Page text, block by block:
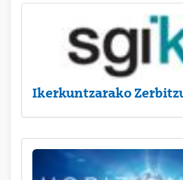
Ikerkuntzarako